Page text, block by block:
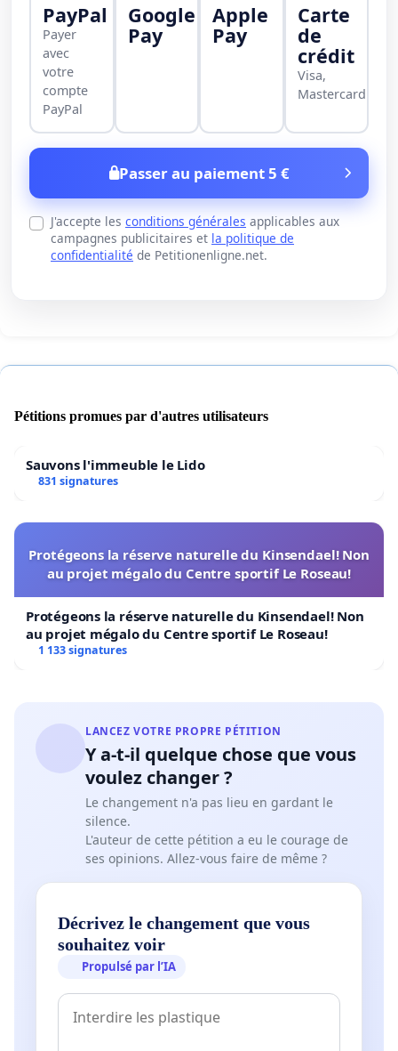
PayPal
Payer
avec
votre
compte
PayPal
Google
Pay
Apple
Pay
Carte
de
crédit
Visa,
Mastercard
Passer au paiement 5 €
J'accepte les conditions générales applicables aux
campagnes publicitaires et la politique de
confidentialité de Petitionenligne.net.
Pétitions promues par d'autres utilisateurs
Sauvons l'immeuble le Lido
831 signatures
Protégeons la réserve naturelle du Kinsendael! Non
au projet mégalo du Centre sportif Le Roseau!
Protégeons la réserve naturelle du Kinsendael! Non
au projet mégalo du Centre sportif Le Roseau!
1 133 signatures
LANCEZ VOTRE PROPRE PÉTITION
Y a-t-il quelque chose que vous
voulez changer ?
Le changement n'a pas lieu en gardant le
silence.
L'auteur de cette pétition a eu le courage de
ses opinions. Allez-vous faire de même ?
Décrivez le changement que vous
souhaitez voir
Propulsé par l’IA